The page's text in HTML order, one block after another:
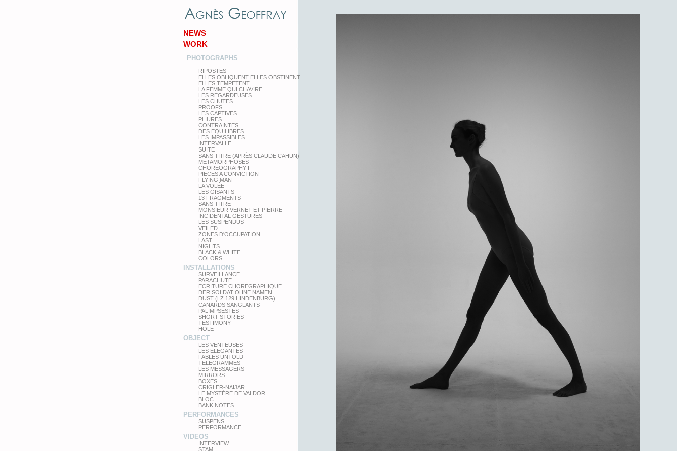
NEWS
WORK
PHOTOGRAPHS
RIPOSTES
ELLES OBLIQUENT ELLES OBSTINENT
ELLES TEMPETENT
LA FEMME QUI CHAVIRE
LES REGARDEUSES
LES CHUTES
PROOFS
LES CAPTIVES
PLIURES
CONTRAINTES
DES EQUILIBRES
LES IMPASSIBLES
INTERVALLE
SUITE
SANS TITRE (APRÈS CLAUDE CAHUN)
METAMORPHOSES
CHOREOGRAPHY I
PIECES A CONVICTION
FLYING MAN
LA VOLÉE
LES GISANTS
13 FRAGMENTS
SANS TITRE
MONSIEUR VERNET ET PIERRE
INCIDENTAL GESTURES
LES SUSPENDUS
VEILED
ZONES D'OCCUPATION
LAST
NIGHTS
BLACK & WHITE
COLORS
INSTALLATIONS
SURVEILLANCE
PARACHUTE
ECRITURE CHOREGRAPHIQUE
DER SOLDAT OHNE NAMEN
DUST (LZ 129 HINDENBURG)
CANARDS SANGLANTS
PALIMPSESTES
SHORT STORIES
TESTIMONY
HOLE
OBJECT
LES VENTEUSES
LES ELEGANTES
FABLES UNTOLD
TELEGRAMMES
LES MESSAGERS
MIRRORS
BOXES
CRIGLER-NAIJAR
LE MYSTÈRE DE VALDOR
BLOC
BANK NOTES
PERFORMANCES
SUSPENS
PERFORMANCE
VIDEOS
INTERVIEW
STAM